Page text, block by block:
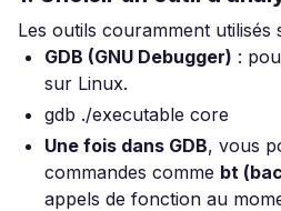
Les outils couramment utilisés
GDB (GNU Debugger) :
sur Linux.
gdb ./executable core
Une fois dans GDB, vous
commandes comme bt
appels de fonction au